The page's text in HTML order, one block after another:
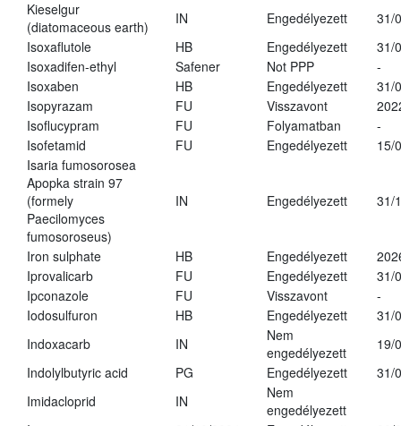
Kieselgur
(diatomaceous earth)
IN Engedélyezett
31/
Isoxaflutole
HB Engedélyezett
31/
Isoxadifen-ethyl
Safener Not PPP
-
Isoxaben
HB Engedélyezett
31/
Isopyrazam
FU Visszavont
Isoflucypram
FU Folyamatban
-
Isofetamid
FU Engedélyezett
15/
Isaria fumosorosea
Apopka strain 97
(formely
Paecilomyces
fumosoroseus)
IN Engedélyezett 31/
Iron sulphate HB Engedélyezett
Iprovalicarb
FU Engedélyezett
31/
Ipconazole
FU Visszavont
-
Iodosulfuron
HB Engedélyezett
31/
Indoxacarb
IN
Nem
engedélyezett
19/
Indolylbutyric acid
PG Engedélyezett
31/
Imidacloprid
IN
Nem
engedélyezett